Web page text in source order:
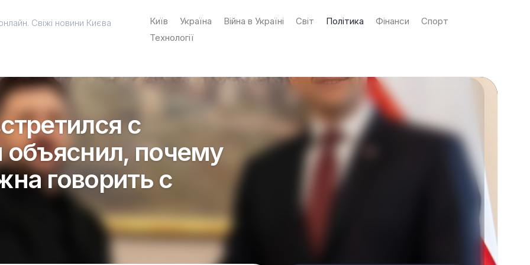
Свіжі новини Києва
Київ Україна Війна в Україні Світ Політика Фінанси
Спорт
Технології
с
почему
говорить с